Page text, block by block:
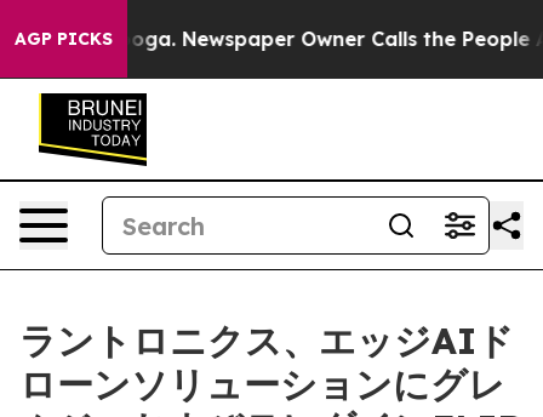
AGP PICKSNewspaper Owner Calls the People Abruptly
ラントロニクス、エッジAIド
ローンソリューションにグレ